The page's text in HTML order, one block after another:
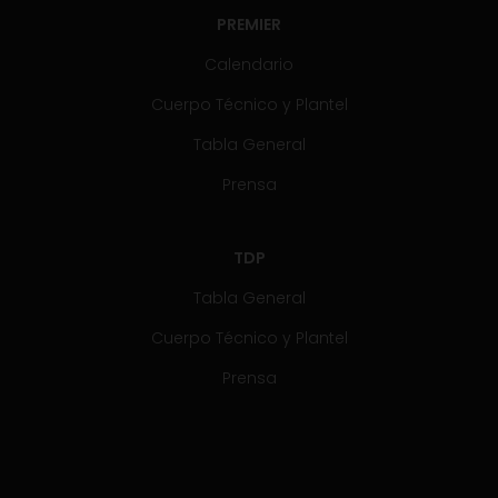
PREMIER
Calendario
Cuerpo Técnico y Plantel
Tabla General
Prensa
TDP
Tabla General
Cuerpo Técnico y Plantel
Prensa